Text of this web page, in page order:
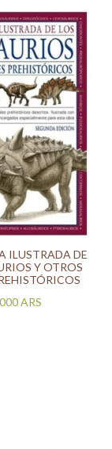
ILUSTRADA DE
Y OTROS
ARS